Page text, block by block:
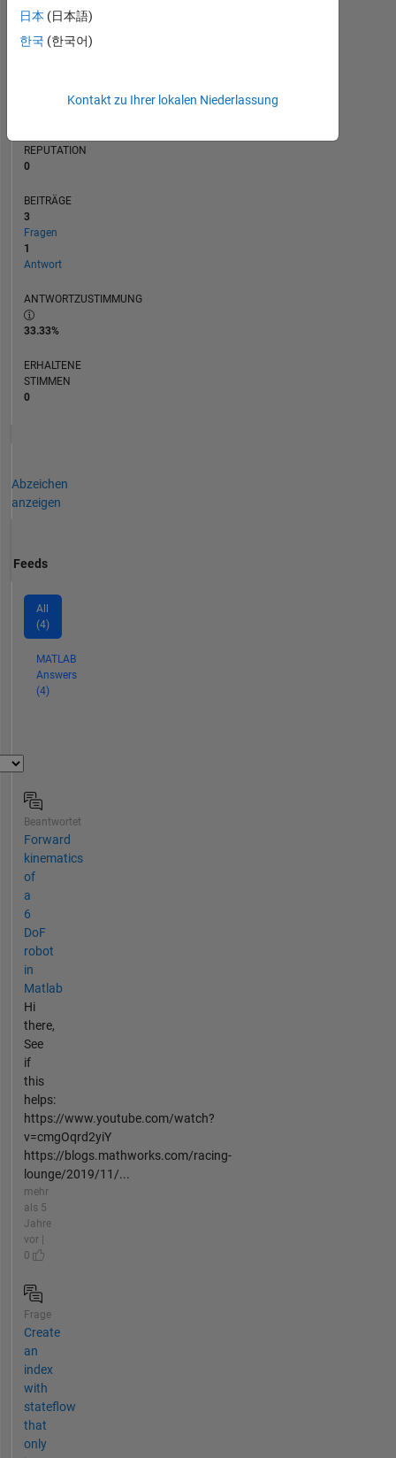
REPUTATION
0
BEITRÄGE
3
Fragen
1
Antwort
ANTWORTZUSTIMMUNG
33.33%
ERHALTENE
STIMMEN
0
Abzeichen
anzeigen
Feeds
All
(4)
MATLAB
Answers
(4)
Beantwortet
Forward
kinematics
of
a
6
DoF
robot
in
Matlab
Hi
there,
See
if
this
helps:
https://www.youtube.com/watch?
v=cmgOqrd2yiY
https://blogs.mathworks.com/racing-
lounge/2019/11/...
mehr
als 5
Jahre
vor |
0
Frage
Create
an
index
with
stateflow
that
only
日本 (日本語)
한국 (한국어)
Kontakt zu Ihrer lokalen Niederlassung